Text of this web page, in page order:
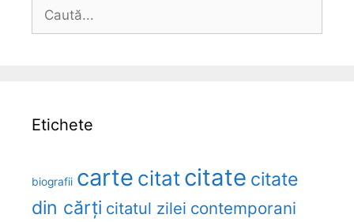
după:
Etichete
biografii carte citatcitate citate
din cărți citatul zilei contemporani